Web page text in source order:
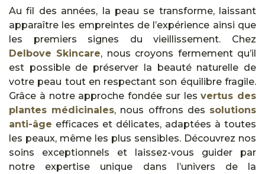
Au fil des années, la peau se transforme, laissant
apparaître les empreintes de l’expérience ainsi que
les premiers signes du vieillissement. Chez
Delbove Skincare, nous croyons fermement qu’il
est possible de préserver la beauté naturelle de
votre peau tout en respectant son équilibre fragile.
Grâce à notre approche fondée sur lesvertus des
plantes médicinales, nous offrons des solutions
anti-âge efficaces et délicates, adaptées à toutes
les peaux, même les plus sensibles. Découvrez nos
soins exceptionnels et laissez-vous guider par
notre expertise unique dans l’univers de la